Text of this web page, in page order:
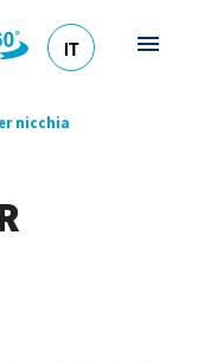
IT
nicchia